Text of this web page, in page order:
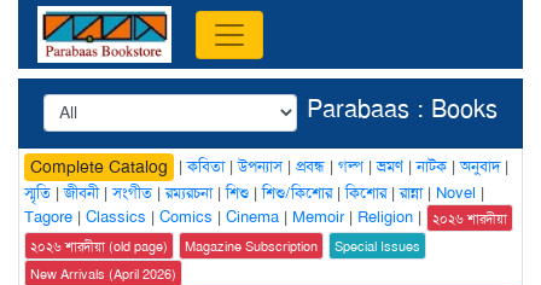
Parabaas : Books
Complete Catalog |কবিতা|উপন্যাস| প্রবন্ধ | গল্প |ভ্রমণ|নাটক |অনুবাদ|
স্মৃতি |জীবনী|সংগীত |রম্যরচনা|শিশু |শিশু/কিশোর|কিশোর|রান্না| Novel |
Tagore | Classics | Comics | Cinema | Memoir| Religion |
২০২৬ শারদীয়া
২০২৬ শারদীয়া (old page)
Magazine Subscription
Special Issues
New Arrivals (April 2026)